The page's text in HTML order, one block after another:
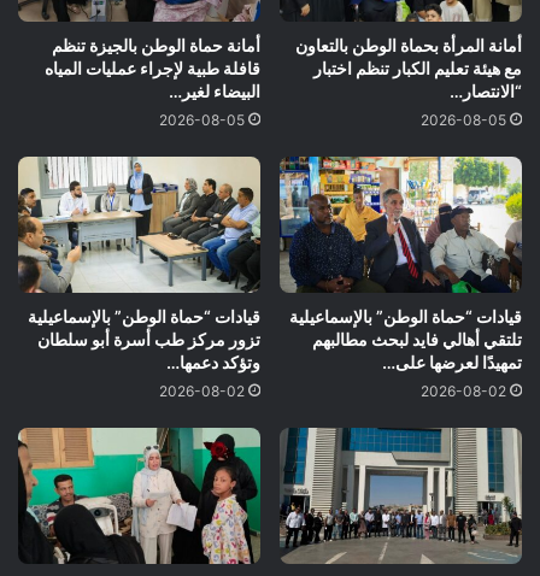
أمانة المرأة بحماة الوطن بالتعاون
مع هيئة تعليم الكبار تنظم اختبار
“الانتصار…
2026-08-05
أمانة حماة الوطن بالجيزة تنظم
قافلة طبية لإجراء عمليات المياه
البيضاء لغير…
2026-08-05
قيادات “حماة الوطن” بالإسماعيلية
تلتقي أهالي فايد لبحث مطالبهم
تمهيدًا لعرضها على…
2026-08-02
قيادات “حماة الوطن” بالإسماعيلية
تزور مركز طب أسرة أبو سلطان
وتؤكد دعمها…
2026-08-02